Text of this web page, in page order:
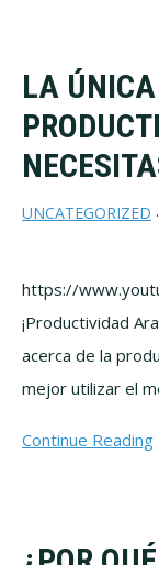
LA
UNCATEGORIZED ·
https://
¡Productividad
acerca de la
mejor utilizar el
Continue Reading